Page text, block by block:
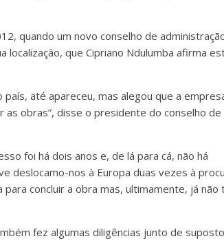
quando um novo conselho de
localização, que Cipriano Ndulumba afirma
até apareceu, mas alegou que a
obras”, disse o presidente do conselho de
foi há dois anos e, de lá para cá, não há
deslocamo-nos à Europa duas vezes à
concluir a obra mas, ultimamente, já não
fez algumas diligências junto de